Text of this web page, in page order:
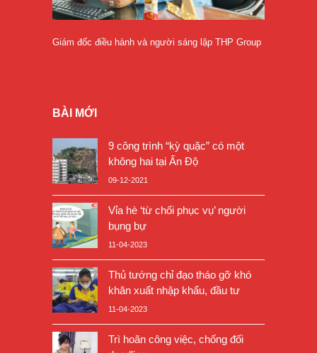
Giám đốc điều hành và người sáng lập THP Group
BÀI MỚI
9 công trình “kỳ quặc” có một
không hai tại Ấn Độ
09-12-2021
Vỉa hè ‘từ chối phục vụ’ người
bụng bự
11-04-2023
Thủ tướng chỉ đạo tháo gỡ khó
khăn xuất nhập khẩu, đầu tư
11-04-2023
Trì hoãn công việc, chống đối